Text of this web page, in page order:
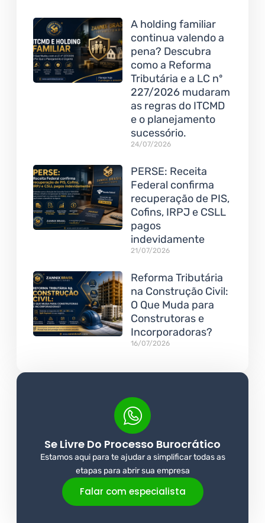
A holding familiar
continua valendo a
pena? Descubra
como a Reforma
Tributária e a LC nº
227/2026 mudaram
as regras do ITCMD
e o planejamento
sucessório.
24/07/2026
PERSE: Receita
Federal confirma
recuperação de PIS,
Cofins, IRPJ e CSLL
pagos
indevidamente
21/07/2026
Reforma Tributária
na Construção Civil:
O Que Muda para
Construtoras e
Incorporadoras?
16/07/2026
Se Livre Do Processo Burocrático
Estamos aqui para te ajudar a simplificar todas as
etapas para abrir sua empresa
Falar com especialista